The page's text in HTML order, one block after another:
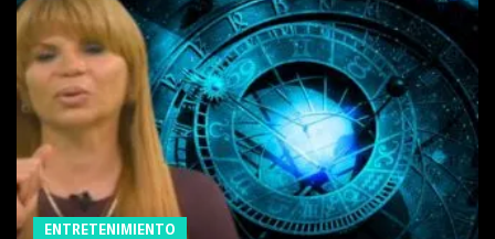
ENTRETENIMIENTO